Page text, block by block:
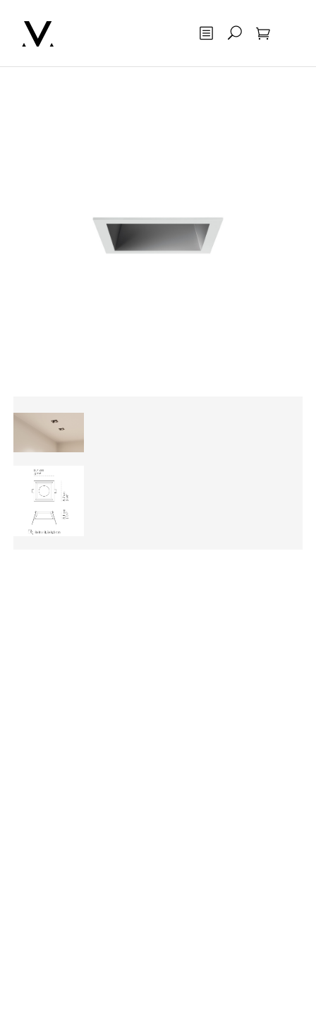
OtsingOstukorv